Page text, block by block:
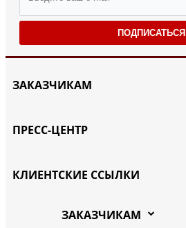
ПОДПИСАТЬСЯ
ЗАКАЗЧИКАМ
ПРЕСС-ЦЕНТР
КЛИЕНТСКИЕ ССЫЛКИ
ЗАКАЗЧИКАМ